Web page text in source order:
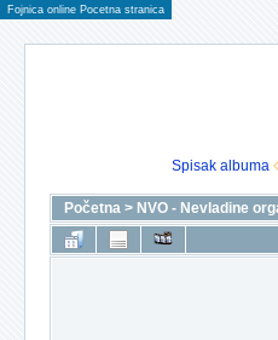
Fojnica online Pocetna stranica
Spisak albuma
Početna > NVO - Nevladine